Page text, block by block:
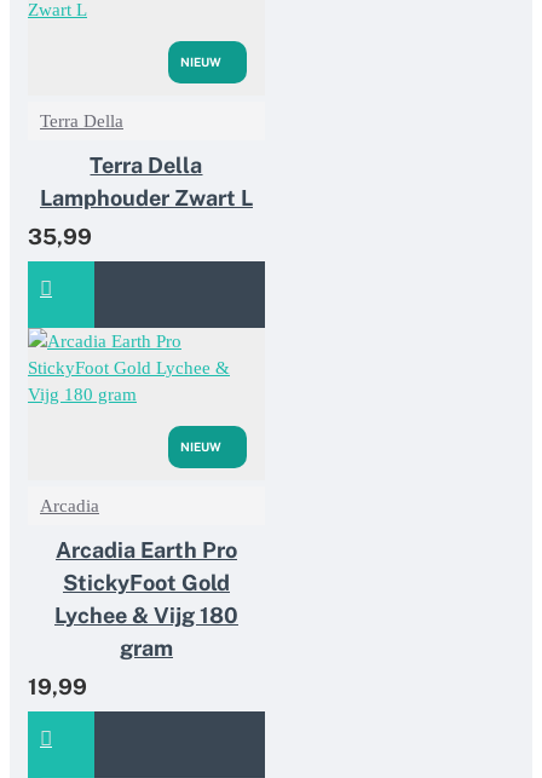
NIEUW
Terra Della
Terra Della
Lamphouder Zwart L
35,99
NIEUW
Arcadia
Arcadia Earth Pro
StickyFoot Gold
Lychee & Vijg 180
gram
19,99